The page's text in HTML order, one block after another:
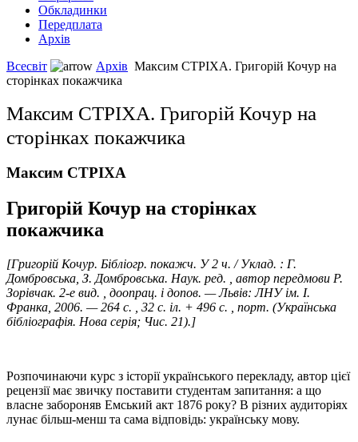
Обкладинки
Передплата
Архів
Всесвіт
Архів Максим СТРІХА. Григорiй Кочур на
сторiнках покажчика
Максим СТРІХА. Григорiй Кочур на
сторiнках покажчика
Максим СТРІХА
Григорiй Кочур на сторiнках
покажчика
[Григорій Кочур. Бібліогр. покажч. У 2 ч. / Уклад. : Г.
Домбровська, З. Домбровська. Наук. ред. , автор передмови Р.
Зорівчак. 2-е вид. , доопрац. і допов. — Львів: ЛНУ ім. І.
Франка, 2006. — 264 с. , 32 с. іл. + 496 с. , порт. (Українська
бібліографія. Нова серія; Чис. 21).]
Розпочинаючи курс з історії українського перекладу, автор цієї
рецензії має звичку поставити студентам запитання: а що
власне забороняв Емський акт 1876 року? В різних аудиторіях
лунає більш-менш та сама відповідь: українську мову.